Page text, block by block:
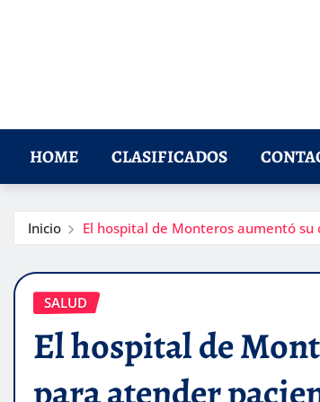
HOME CLASIFICADOS
Inicio El hospital de Monteros aumentó su
SALUD
El hospital de